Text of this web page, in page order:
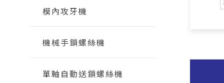
模內攻牙機
機械手鎖螺絲機
單軸自動送鎖螺絲機